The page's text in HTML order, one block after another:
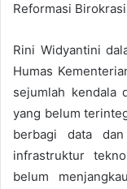
Reformasi
Rini Widyantini
Humas
sejumlah kendala
yang belum
berbagi data
infrastruktur
belum